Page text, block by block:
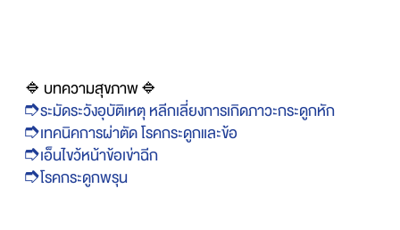
🔹บทความสุขภาพ🔹
➮ระมัดระวังอุบัติเหตุ หลีกเลี่ยงการเกิดภาวะกระดูกหัก
➮เทคนิคการผ่าตัด โรคกระดูกและข้อ
➮เอ็นไขว้หน้าข้อเข่าฉีก
➮โรคกระดูกพรุน